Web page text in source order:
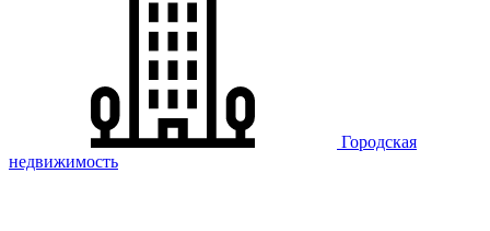
Городская
недвижимость